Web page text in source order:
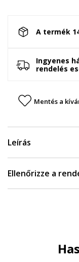
A termék
Ingyenes
rendelés
Mentés a
Leírás
Ellenőrizze a